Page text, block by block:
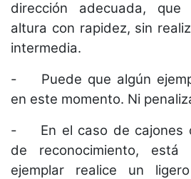
dirección adecuada,
altura con rapidez, sin
intermedia.
-
Puede que algún
en este momento. Ni
-
En el caso de
de reconocimiento,
ejemplar realice un